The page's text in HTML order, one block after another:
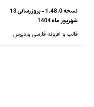
نسخه 1.48.0 - بروزرسانی 13
شهریور ماه 1404
قالب و افزونه فارسی وردپرس